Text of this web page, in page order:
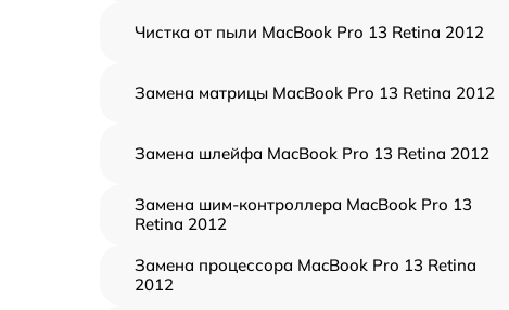
Чистка от пыли MacBook Pro 13 Retina 2012
Замена матрицы MacBook Pro 13 Retina 2012
Замена шлейфа MacBook Pro 13 Retina 2012
Замена шим-контроллера MacBook Pro 13
Retina 2012
Замена процессора MacBook Pro 13 Retina
2012